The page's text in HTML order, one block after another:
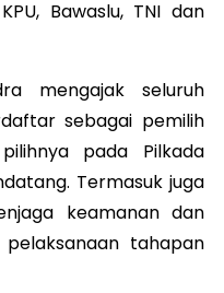
Bawaslu, TNI dan
mengajak seluruh
sebagai pemilih
pada Pilkada
Termasuk juga
keamanan dan
tahapan